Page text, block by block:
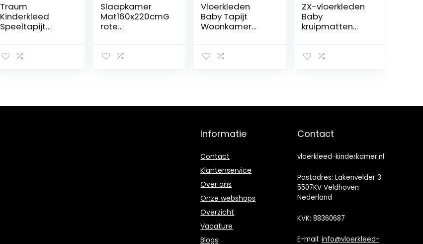
Traum
Kinderkleed
Speeltapijt
Bunny in Roze
Slaapkamer
Mat160x220cmG
rote
Elegante
Vloerkleed Baby
Vloerkleden
Baby Tapijt
Woonkamer
Patroon
Super Zacht en
140 x 200 cm
ZX-vloerkleden
Baby
kruipmatten
en thuis
Informatie
Contact
Klantenservice
Over ons
Onze webshops
Overzicht
Vacature
Blogs
Contact
vloerkleed-kinderkamer.nl
Postadres: Lakenvelder 3
5507KV Veldhoven
Nederland
KVK: 88360687
E-mail:info@vloerkleed-